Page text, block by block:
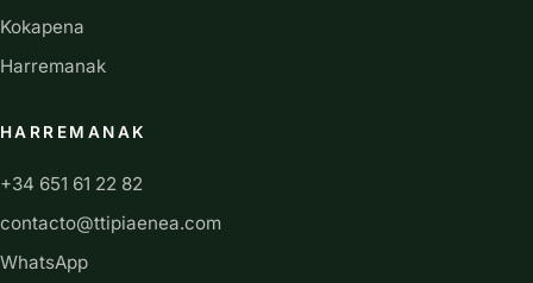
Kokapena
Harremanak
HARREMANAK
+34 651 61 22 82
contacto@ttipiaenea.com
WhatsApp